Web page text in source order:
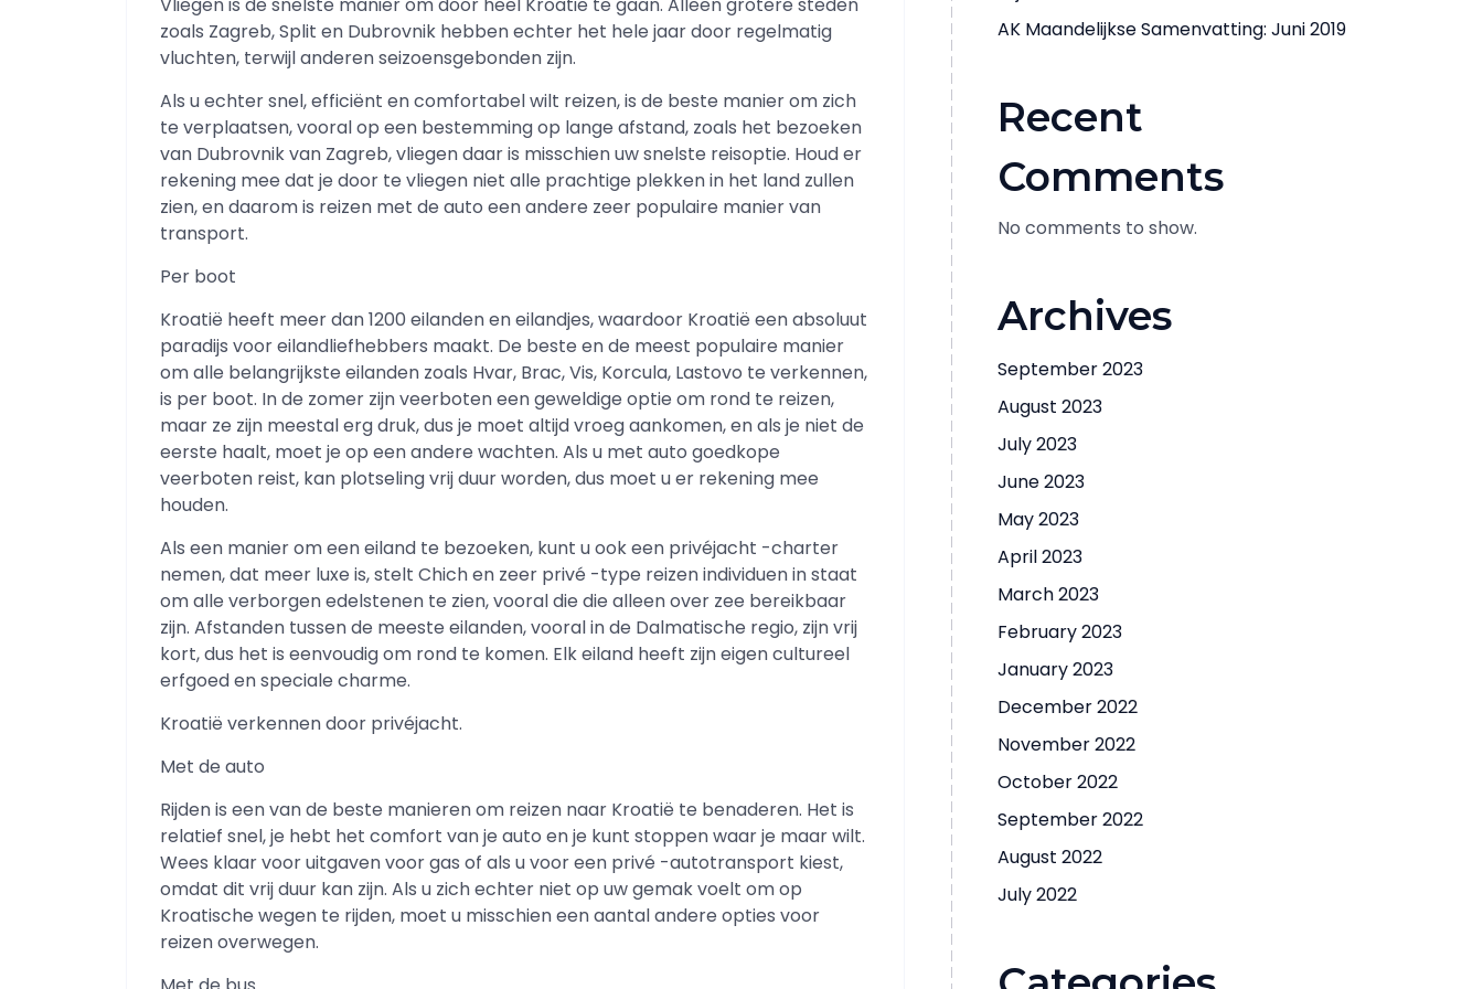
zoals Zagreb, Split en Dubrovnik hebben echter het hele jaar door regelmatig
vluchten, terwijl anderen seizoensgebonden zijn.
Als u echter snel, efficiënt en comfortabel wilt reizen, is de beste manier om zich
te verplaatsen, vooral op een bestemming op lange afstand, zoals het bezoeken
van Dubrovnik van Zagreb, vliegen daar is misschien uw snelste reisoptie. Houd er
rekening mee dat je door te vliegen niet alle prachtige plekken in het land zullen
zien, en daarom is reizen met de auto een andere zeer populaire manier van
transport.
Per boot
Kroatië heeft meer dan 1200 eilanden en eilandjes, waardoor Kroatië een absoluut
paradijs voor eilandliefhebbers maakt. De beste en de meest populaire manier
om alle belangrijkste eilanden zoals Hvar, Brac, Vis, Korcula, Lastovo te verkennen,
is per boot. In de zomer zijn veerboten een geweldige optie om rond te reizen,
maar ze zijn meestal erg druk, dus je moet altijd vroeg aankomen, en als je niet de
eerste haalt, moet je op een andere wachten. Als u met auto goedkope
veerboten reist, kan plotseling vrij duur worden, dus moet u er rekening mee
houden.
Als een manier om een eiland te bezoeken, kunt u ook een privéjacht -charter
nemen, dat meer luxe is, stelt Chich en zeer privé -type reizen individuen in staat
om alle verborgen edelstenen te zien, vooral die die alleen over zee bereikbaar
zijn. Afstanden tussen de meeste eilanden, vooral in de Dalmatische regio, zijn vrij
kort, dus het is eenvoudig om rond te komen. Elk eiland heeft zijn eigen cultureel
erfgoed en speciale charme.
Kroatië verkennen door privéjacht.
Met de auto
Rijden is een van de beste manieren om reizen naar Kroatië te benaderen. Het is
relatief snel, je hebt het comfort van je auto en je kunt stoppen waar je maar wilt.
Wees klaar voor uitgaven voor gas of als u voor een privé -autotransport kiest,
omdat dit vrij duur kan zijn. Als u zich echter niet op uw gemak voelt om op
Kroatische wegen te rijden, moet u misschien een aantal andere opties voor
reizen overwegen.
AK Maandelijkse Samenvatting: Juni 2019
Recent
Comments
No comments to show.
Archives
September 2023
August 2023
July 2023
June 2023
May 2023
April 2023
March 2023
February 2023
January 2023
December 2022
November 2022
October 2022
September 2022
August 2022
July 2022